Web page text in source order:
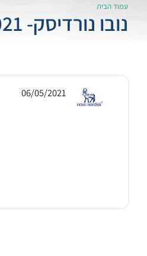
עמוד הבית
נובו נורדיסק- 06/05/2021 GlucaGen HypoKit
06/05/2021